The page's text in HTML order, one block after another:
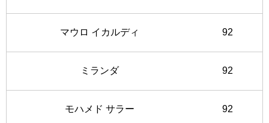
マウロ イカルディ 92
ミランダ 92
モハメド サラー 92